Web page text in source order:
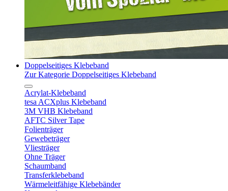
Doppelseitiges Klebeband
Zur Kategorie Doppelseitiges Klebeband
Acrylat-Klebeband
tesa ACXplus Klebeband
3M VHB Klebeband
AFTC Silver Tape
Folienträger
Gewebeträger
Vliesträger
Ohne Träger
Schaumband
Transferklebeband
Wärmeleitfähige Klebebänder